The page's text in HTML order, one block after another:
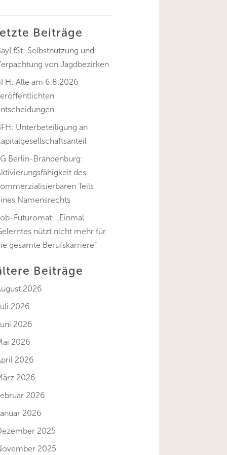
Beiträge
Selbstnutzung und
von Jagdbezirken
Alle am 6.8.2026
Unterbeteiligung an
Berlin-Brandenburg:
des
Teils
Namensrechts
Futuromat: „Einmal
nützt nicht mehr für
gesamte Berufskarriere“
Beiträge
2026
2026
2026
2026
2026
2026
2026
2026
2025
2025